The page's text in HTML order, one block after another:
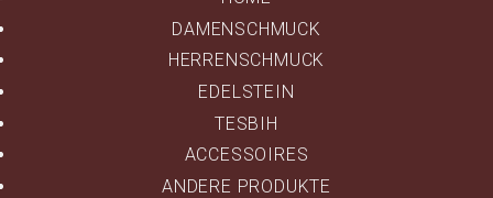
DAMENSCHMUCK
HERRENSCHMUCK
EDELSTEIN
TESBIH
ACCESSOIRES
ANDERE PRODUKTE